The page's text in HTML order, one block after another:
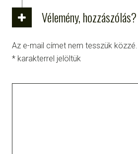
Vélemény, hozzászólás?
Az e-mail címet nem tesszük közzé.
* karakterrel jelöltük